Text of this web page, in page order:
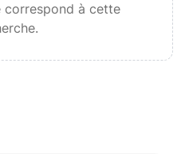
correspond à cette